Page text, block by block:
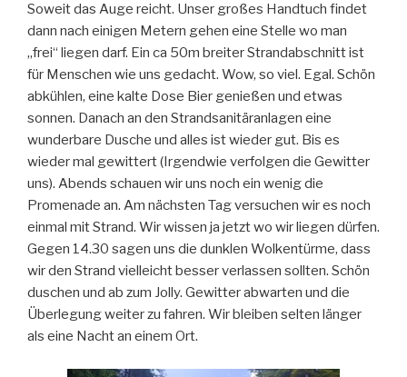
Soweit das Auge reicht. Unser großes Handtuch findet
dann nach einigen Metern gehen eine Stelle wo man
„frei“ liegen darf. Ein ca 50m breiter Strandabschnitt ist
für Menschen wie uns gedacht. Wow, so viel. Egal. Schön
abkühlen, eine kalte Dose Bier genießen und etwas
sonnen. Danach an den Strandsanitäranlagen eine
wunderbare Dusche und alles ist wieder gut. Bis es
wieder mal gewittert (Irgendwie verfolgen die Gewitter
uns). Abends schauen wir uns noch ein wenig die
Promenade an. Am nächsten Tag versuchen wir es noch
einmal mit Strand. Wir wissen ja jetzt wo wir liegen dürfen.
Gegen 14.30 sagen uns die dunklen Wolkentürme, dass
wir den Strand vielleicht besser verlassen sollten. Schön
duschen und ab zum Jolly. Gewitter abwarten und die
Überlegung weiter zu fahren. Wir bleiben selten länger
als eine Nacht an einem Ort.